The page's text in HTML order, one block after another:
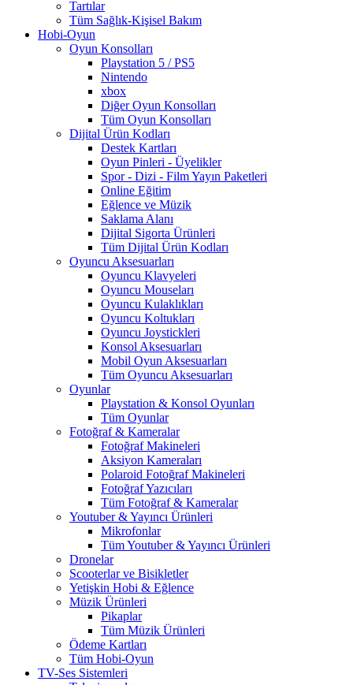
Tartılar
Tüm Sağlık-Kişisel Bakım
Hobi-Oyun
Oyun Konsolları
Playstation 5 / PS5
Nintendo
xbox
Diğer Oyun Konsolları
Tüm Oyun Konsolları
Dijital Ürün Kodları
Destek Kartları
Oyun Pinleri - Üyelikler
Spor - Dizi - Film Yayın Paketleri
Online Eğitim
Eğlence ve Müzik
Saklama Alanı
Dijital Sigorta Ürünleri
Tüm Dijital Ürün Kodları
Oyuncu Aksesuarları
Oyuncu Klavyeleri
Oyuncu Mouseları
Oyuncu Kulaklıkları
Oyuncu Koltukları
Oyuncu Joystickleri
Konsol Aksesuarları
Mobil Oyun Aksesuarları
Tüm Oyuncu Aksesuarları
Oyunlar
Playstation & Konsol Oyunları
Tüm Oyunlar
Fotoğraf & Kameralar
Fotoğraf Makineleri
Aksiyon Kameraları
Polaroid Fotoğraf Makineleri
Fotoğraf Yazıcıları
Tüm Fotoğraf & Kameralar
Youtuber & Yayıncı Ürünleri
Mikrofonlar
Tüm Youtuber & Yayıncı Ürünleri
Dronelar
Scooterlar ve Bisikletler
Yetişkin Hobi & Eğlence
Müzik Ürünleri
Pikaplar
Tüm Müzik Ürünleri
Ödeme Kartları
Tüm Hobi-Oyun
TV-Ses Sistemleri